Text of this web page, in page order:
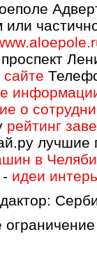
о
рейтинг
лучшие
в
идеи